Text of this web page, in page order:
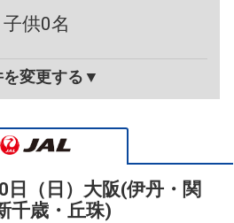
供0名
を変更する▼
（日） 大阪(伊丹・関
千歳・丘珠)